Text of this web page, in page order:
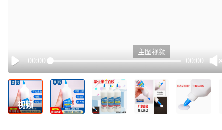
Play
00:00 00:00
主图视频
视频